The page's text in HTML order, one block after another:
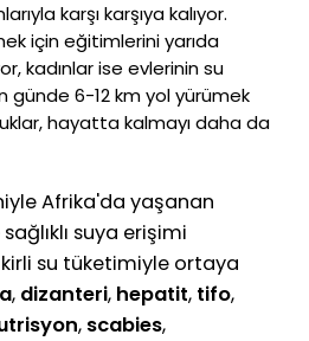
karşı karşıya kalıyor.
için eğitimlerini yarıda
kadınlar ise evlerinin su
günde 6-12 km yol yürümek
hayatta kalmayı daha da
Afrika'da yaşanan
suya erişimi
su tüketimiyle ortaya
, dizanteri, hepatit, tifo,
, scabies,